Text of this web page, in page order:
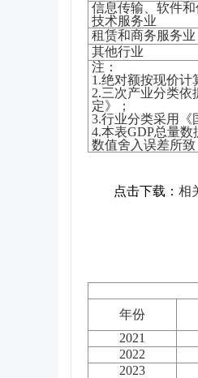
信息传输、软件和
技术服务业
租赁和商务服务业
其他行业
注：
1.绝对额按现价计
2.三次产业分类依
定》；
3.行业分类采用《
4.本表GDP总量数
数值舍入误差所致
点击下载： 相
年份
2021
2022
2023